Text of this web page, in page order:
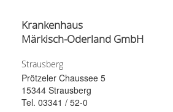
Krankenhaus
Märkisch-Oderland GmbH
Strausberg
Prötzeler Chaussee 5
15344 Strausberg
Tel. 03341 / 52-0